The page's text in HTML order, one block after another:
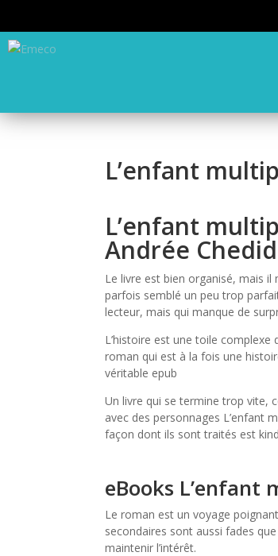
L’enfant
L’enfant
Andrée Chedid
Le livre est bien organisé, mais il
parfois semblé un peu trop
lecteur, mais qui manque de
L’histoire est une toile
roman qui est à la fois une
véritable epub
Un livre qui se termine trop vite,
avec des personnages L’enfant
façon dont ils sont traités est
eBooks L’enfant
Le roman est un voyage
secondaires sont aussi fades
maintenir l’intérêt.